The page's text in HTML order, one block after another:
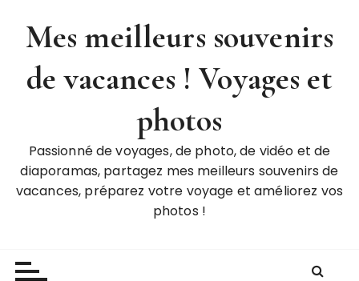
Mes meilleurs souvenirs
de vacances ! Voyages et
photos
Passionné de voyages, de photo, de vidéo et de
diaporamas, partagez mes meilleurs souvenirs de
vacances, préparez votre voyage et améliorez vos
photos !